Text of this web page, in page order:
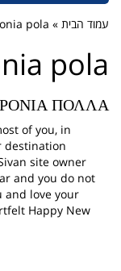
עמוד הבית » xronia pola
pola
ΠΟΛΛΑ
of you, in
destination
site owner
and you do not
and love your
Happy New